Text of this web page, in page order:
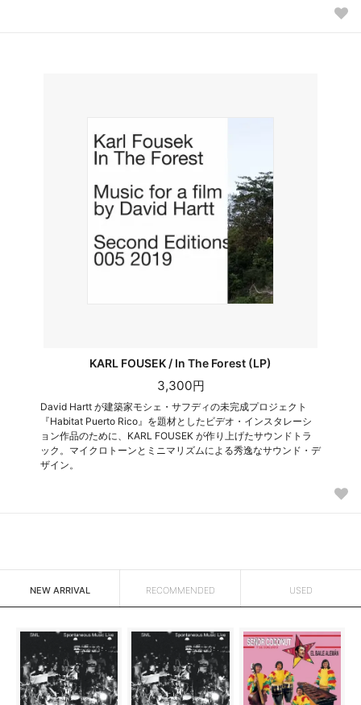
KARL FOUSEK / In The Forest (LP)
3,300円
David Hartt が建築家モシェ・サフディの未完成プロジェクト
『Habitat Puerto Rico』を題材としたビデオ・インスタレーシ
ョン作品のために、KARL FOUSEK が作り上げたサウンドトラ
ック。マイクロトーンとミニマリズムによる秀逸なサウンド・デ
ザイン。
NEW ARRIVAL RECOMMENDED USED